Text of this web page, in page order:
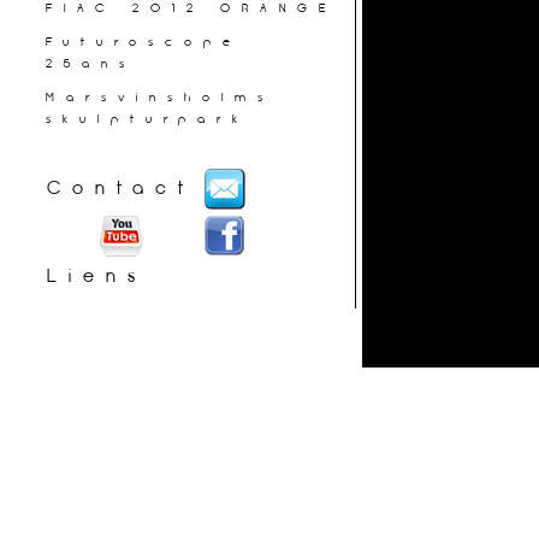
FIAC 2012 ORANGE
Futuroscope
25ans
Marsvinsholms
skulpturpark
Contact
Liens